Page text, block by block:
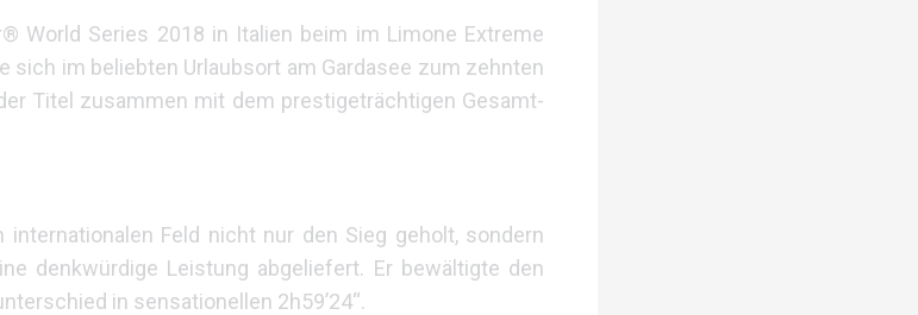
World Series 2018 in Italien beim im Limone Extreme
sich im beliebten Urlaubsort am Gardasee zum zehnten
Titel zusammen mit dem prestigeträchtigen Gesamt-
Feld nicht nur den Sieg geholt, sondern
denkwürdige Leistung abgeliefert. Er bewältigte den
in sensationellen 2h59’24“.